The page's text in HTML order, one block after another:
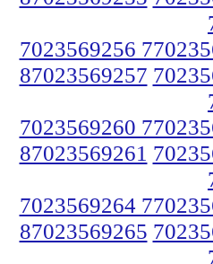
7023569256
87023569257
7023569260
87023569261
7023569264
87023569265